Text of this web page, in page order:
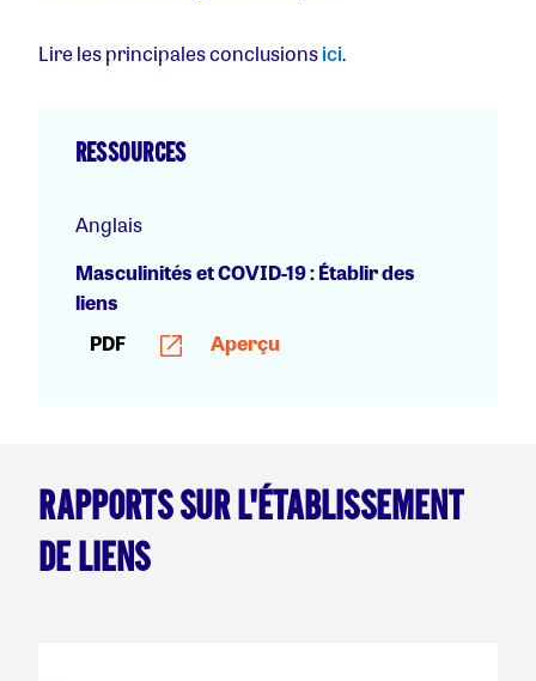
Lire les principales conclusionsici.
RESSOURCES
Anglais
Masculinités et COVID-19 : Établir des
liens
PDF
Aperçu
RAPPORTS SUR L'ÉTABLISSEMENT
DE LIENS